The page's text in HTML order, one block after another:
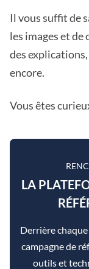
Il vous suffit de
les images et
des
encore.
Vous êtes
LA
Derrière
campagne de
outils et